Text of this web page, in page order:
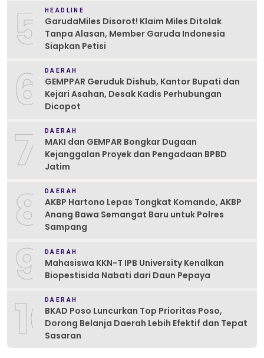
5 HEADLINE
GarudaMiles Disorot! Klaim Miles Ditolak
Tanpa Alasan, Member Garuda Indonesia
Siapkan Petisi
6 DAERAH
GEMPPAR Geruduk Dishub, Kantor Bupati dan
Kejari Asahan, Desak Kadis Perhubungan
Dicopot
7 DAERAH
MAKI dan GEMPAR Bongkar Dugaan
Kejanggalan Proyek dan Pengadaan BPBD
Jatim
8 DAERAH
AKBP Hartono Lepas Tongkat Komando, AKBP
Anang Bawa Semangat Baru untuk Polres
Sampang
9 DAERAH
Mahasiswa KKN-T IPB University Kenalkan
Biopestisida Nabati dari Daun Pepaya
10DAERAH
BKAD Poso Luncurkan Top Prioritas Poso,
Dorong Belanja Daerah Lebih Efektif dan Tepat
Sasaran